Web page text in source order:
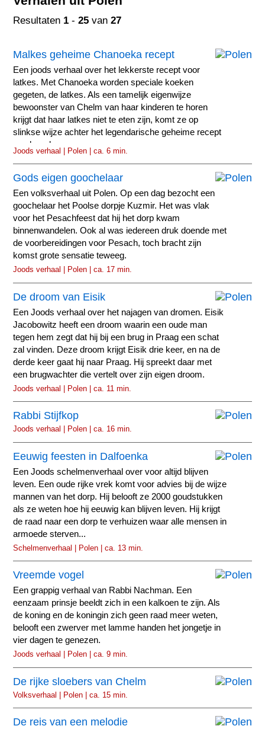
Resultaten 1 -25 van27
Malkes geheime Chanoeka recept
Een joods verhaal over het lekkerste recept voor
latkes. Met Chanoeka worden speciale koeken
gegeten, de latkes. Als een tamelijk eigenwijze
bewoonster van Chelm van haar kinderen te horen
krijgt dat haar latkes niet te eten zijn, komt ze op
slinkse wijze achter het legendarische geheime recept
van haar buurvrouw.
Joods verhaal | Polen | ca. 6 min.
Gods eigen goochelaar
Een volksverhaal uit Polen. Op een dag bezocht een
goochelaar het Poolse dorpje Kuzmir. Het was vlak
voor het Pesachfeest dat hij het dorp kwam
binnenwandelen. Ook al was iedereen druk doende met
de voorbereidingen voor Pesach, toch bracht zijn
komst grote sensatie teweeg.
Joods verhaal | Polen | ca. 17 min.
De droom van Eisik
Een Joods verhaal over het najagen van dromen. Eisik
Jacobowitz heeft een droom waarin een oude man
tegen hem zegt dat hij bij een brug in Praag een schat
zal vinden. Deze droom krijgt Eisik drie keer, en na de
derde keer gaat hij naar Praag. Hij spreekt daar met
een brugwachter die vertelt over zijn eigen droom.
Joods verhaal | Polen | ca. 11 min.
Rabbi Stijfkop
Joods verhaal | Polen | ca. 16 min.
Eeuwig feesten in Dalfoenka
Een Joods schelmenverhaal over voor altijd blijven
leven. Een oude rijke vrek komt voor advies bij de wijze
mannen van het dorp. Hij belooft ze 2000 goudstukken
als ze weten hoe hij eeuwig kan blijven leven. Hij krijgt
de raad naar een dorp te verhuizen waar alle mensen in
armoede sterven...
Schelmenverhaal | Polen | ca. 13 min.
Vreemde vogel
Een grappig verhaal van Rabbi Nachman. Een
eenzaam prinsje beeldt zich in een kalkoen te zijn. Als
de koning en de koningin zich geen raad meer weten,
belooft een zwerver met lamme handen het jongetje in
vier dagen te genezen.
Joods verhaal | Polen | ca. 9 min.
De rijke sloebers van Chelm
Volksverhaal | Polen | ca. 15 min.
De reis van een melodie